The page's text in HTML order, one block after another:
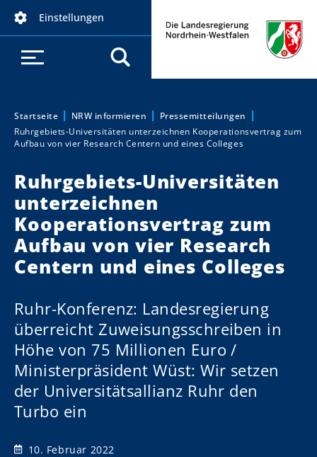
Einstellungen
Sie sind hier:
Startseite NRW informieren
Pressemitteilungen
Ruhrgebiets-Universitäten unterzeichnen Kooperationsvertrag zum
Aufbau von vier Research Centern und eines Colleges
Ruhrgebiets-Universitäten
unterzeichnen
Kooperationsvertrag zum
Aufbau von vier Research
Centern und eines Colleges
Ruhr-Konferenz: Landesregierung
überreicht Zuweisungsschreiben in
Höhe von 75 Millionen Euro /
Ministerpräsident Wüst: Wir setzen
der Universitätsallianz Ruhr den
Turbo ein
10. Februar 2022